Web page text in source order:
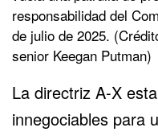
responsabilidad del
de julio de 2025.
senior Keegan Putman)
La directriz A-X
innegociables para